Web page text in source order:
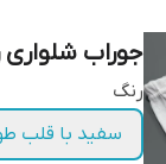
جوراب
رنگ
سفید با قلب